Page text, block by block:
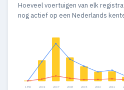
Hoeveel voertuigen van elk
nog actief op een Nederlands
1995 2006 2007 2008 2009 2010 2011